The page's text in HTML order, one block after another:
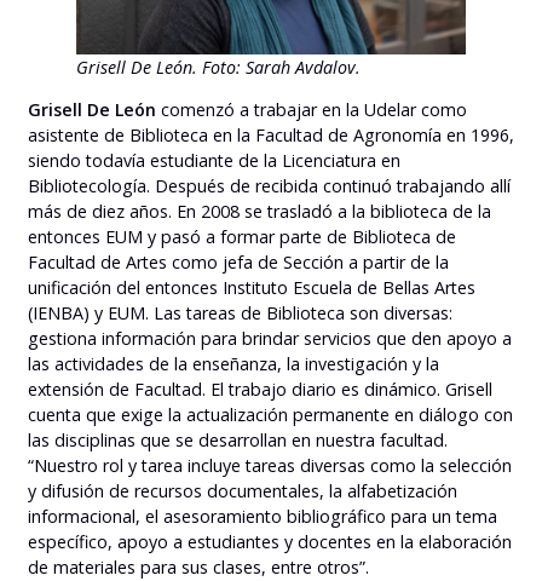
Grisell De León. Foto: Sarah Avdalov.
Grisell De León comenzó a trabajar en la Udelar como
asistente de Biblioteca en la Facultad de Agronomía en 1996,
siendo todavía estudiante de la Licenciatura en
Bibliotecología. Después de recibida continuó trabajando allí
más de diez años. En 2008 se trasladó a la biblioteca de la
entonces EUM y pasó a formar parte de Biblioteca de
Facultad de Artes como jefa de Sección a partir de la
unificación del entonces Instituto Escuela de Bellas Artes
(IENBA) y EUM. Las tareas de Biblioteca son diversas:
gestiona información para brindar servicios que den apoyo a
las actividades de la enseñanza, la investigación y la
extensión de Facultad. El trabajo diario es dinámico. Grisell
cuenta que exige la actualización permanente en diálogo con
las disciplinas que se desarrollan en nuestra facultad.
“Nuestro rol y tarea incluye tareas diversas como la selección
y difusión de recursos documentales, la alfabetización
informacional, el asesoramiento bibliográfico para un tema
específico, apoyo a estudiantes y docentes en la elaboración
de materiales para sus clases, entre otros”.